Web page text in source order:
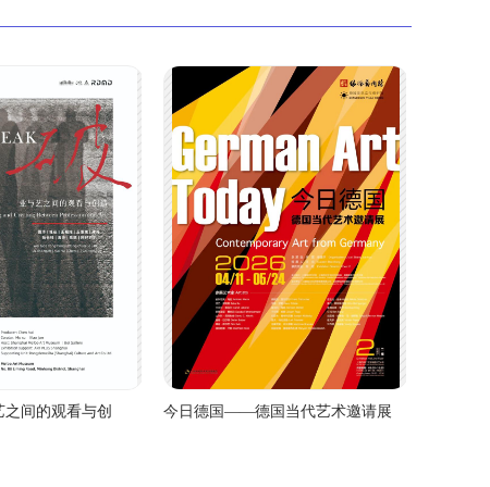
间的观看与创
今日德国——德国当代艺术邀请展